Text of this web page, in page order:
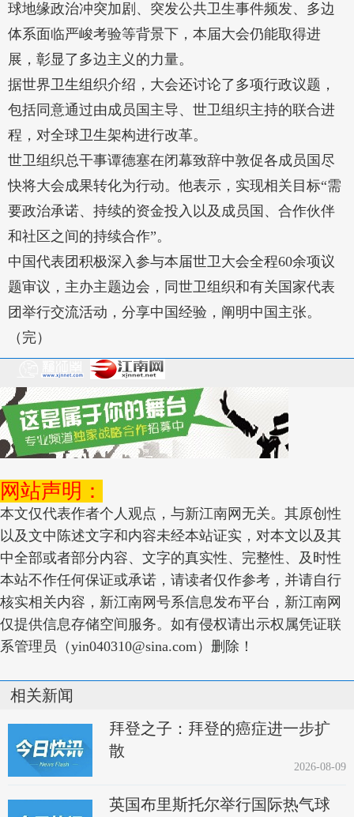
球地缘政治冲突加剧、突发公共卫生事件频发、多边
体系面临严峻考验等背景下，本届大会仍能取得进
展，彰显了多边主义的力量。
据世界卫生组织介绍，大会还讨论了多项行政议题，
包括同意通过由成员国主导、世卫组织主持的联合进
程，对全球卫生架构进行改革。
世卫组织总干事谭德塞在闭幕致辞中敦促各成员国尽
快将大会成果转化为行动。他表示，实现相关目标“需
要政治承诺、持续的资金投入以及成员国、合作伙伴
和社区之间的持续合作”。
中国代表团积极深入参与本届世卫大会全程60余项议
题审议，主办主题边会，同世卫组织和有关国家代表
团举行交流活动，分享中国经验，阐明中国主张。
（完）
网站声明：
本文仅代表作者个人观点，与新江南网无关。其原创性
以及文中陈述文字和内容未经本站证实，对本文以及其
中全部或者部分内容、文字的真实性、完整性、及时性
本站不作任何保证或承诺，请读者仅作参考，并请自行
核实相关内容，新江南网号系信息发布平台，新江南网
仅提供信息存储空间服务。如有侵权请出示权属凭证联
系管理员（yin040310@sina.com）删除！
相关新闻
拜登之子：拜登的癌症进一步扩
散
2026-08-09
英国布里斯托尔举行国际热气球